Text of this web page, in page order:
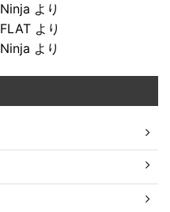
Ninja より
FLAT より
Ninja より